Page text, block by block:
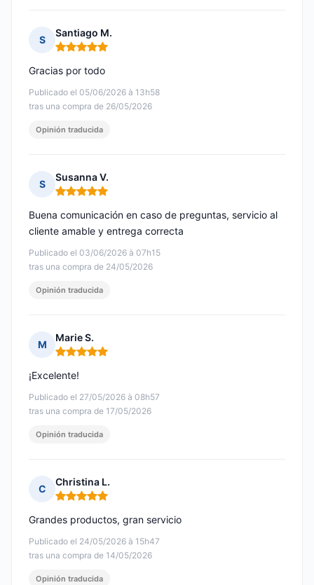
S
Santiago M.
Nota: 5 de 5
Publicado el 05/06/2026 à 13h58
tras una compra de 26/05/2026
Gracias por todo
Opinión traducida
S
Susanna V.
Nota: 5 de 5
Publicado el 03/06/2026 à 07h15
tras una compra de 24/05/2026
Buena comunicación en caso de preguntas, servicio al
cliente amable y entrega correcta
Opinión traducida
M
Marie S.
Nota: 5 de 5
Publicado el 27/05/2026 à 08h57
tras una compra de 17/05/2026
¡Excelente!
Opinión traducida
C
Christina L.
Nota: 5 de 5
Publicado el 24/05/2026 à 15h47
tras una compra de 14/05/2026
Grandes productos, gran servicio
Opinión traducida